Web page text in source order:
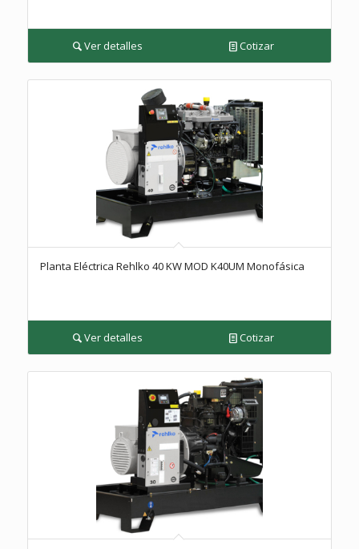
Ver detalles Cotizar
Planta Eléctrica Rehlko 40 KW MOD K40UM Monofásica
Ver detalles Cotizar